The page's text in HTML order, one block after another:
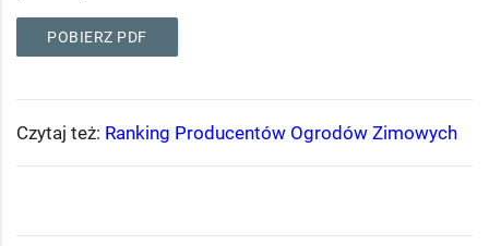
POBIERZ PDF
Czytaj też: Ranking Producentów Ogrodów Zimowych